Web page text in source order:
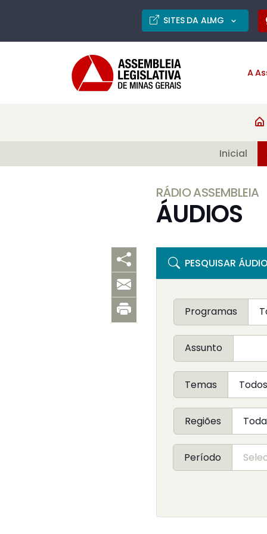
SITES DA ALMG
A
Inicial
RÁDIO ASSEMBLEIA
ÁUDIOS
PESQUISAR
Programas
Assunto
Temas
Regiões
Período